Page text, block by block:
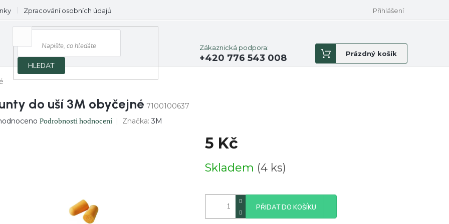
Zpracování osobních údajů Přihlášení
HLEDAT
Zákaznická podpora:
+420 776 543 008
Nákupní
košík
Prázdný košík
do uší 3M obyčejné 7100100637
Podrobnosti hodnocení Značka:3M
5 Kč
cena:
Skladem (4 ks)
PŘIDAT DO KOŠÍKU